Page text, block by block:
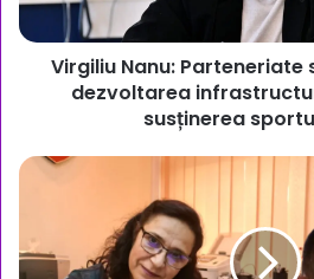
energetice
și
susținerea
sportului
Virgiliu Nanu:
dezvoltarea
susținerea
Demisie
Consiliul
Județean